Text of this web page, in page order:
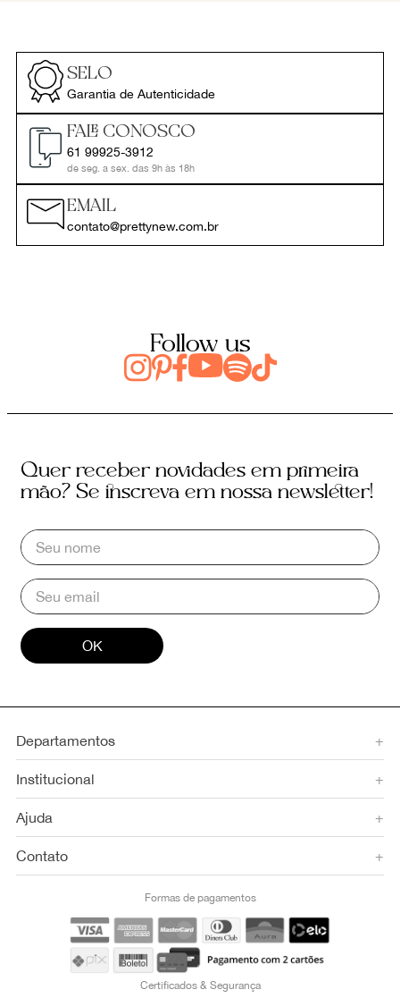
SELO
Garantia de Autenticidade
FALE CONOSCO
61 99925-3912
de seg. a sex. das 9h às 18h
EMAIL
contato@prettynew.com.br
Follow us
Quer receber novidades em primeira
mão? Se inscreva em nossa newsletter!
OK
Departamentos +
Institucional +
Ajuda +
Contato +
Formas de pagamentos
Certificados & Segurança